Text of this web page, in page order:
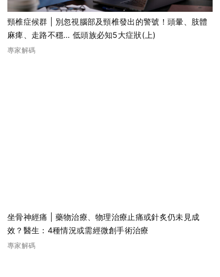
頸椎症候群 | 別忽視腦部及頸椎發出的警號！頭暈、肢體
麻痺、走路不穩… 低頭族必知5大症狀(上)
專家解碼
坐骨神經痛 | 藥物治療、物理治療止痛或針炙仍未見成
效？醫生：4種情況或需經微創手術治療
專家解碼